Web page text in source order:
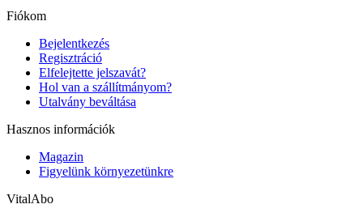
Fiókom
Bejelentkezés
Regisztráció
Elfelejtette jelszavát?
Hol van a szállítmányom?
Utalvány beváltása
Hasznos információk
Magazin
Figyelünk környezetünkre
VitalAbo